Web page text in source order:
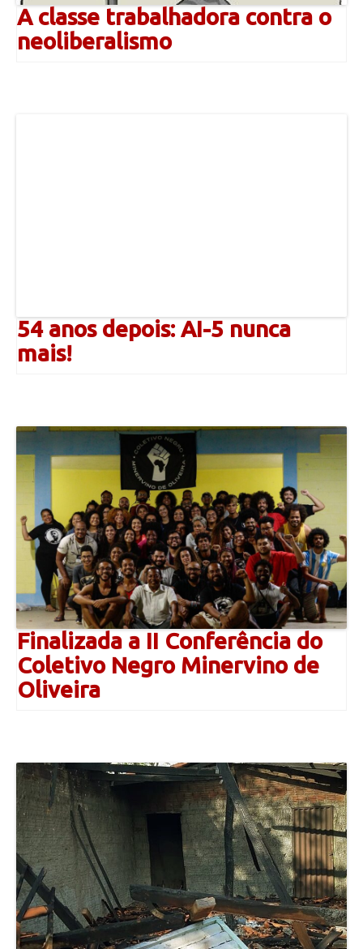
A classe trabalhadora contra o
neoliberalismo
54 anos depois: AI-5 nunca
mais!
Finalizada a II Conferência do
Coletivo Negro Minervino de
Oliveira